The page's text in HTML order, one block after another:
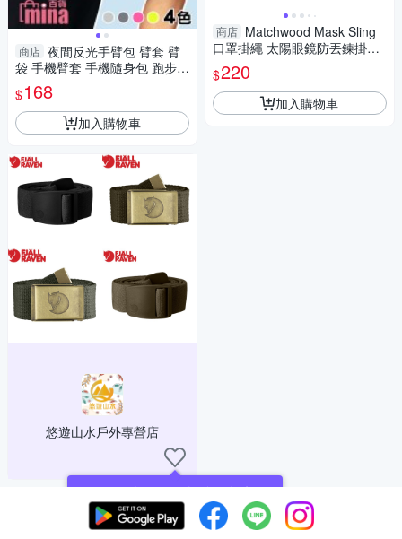
商店 夜間反光手臂包 臂套 臂
袋 手機臂套 手機隨身包 跑步
(mina百貨)【B00094】
$168
加入購物車
悠遊山水戶外專營店
現在可以追蹤你喜愛的商店！
商店 Matchwood Mask Sling
口罩掛繩 太陽眼鏡防丟鍊掛頸
繩-4色
$220
加入購物車